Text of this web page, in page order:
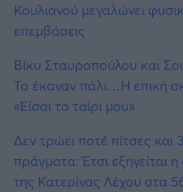
Κουλιανού μεγαλώνει
επεμβάσεις
Βίκυ Σταυροπούλου και
Το έκαναν πάλι…Η επική
«Είσαι το ταίρι μου»
Δεν τρώει ποτέ πίτσες και
πράγματα: Έτσι εξηγείται
της Κατερίνας Λέχου στα